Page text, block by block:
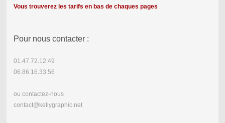
Vous trouverez les tarifs en bas de chaques pages
Pour nous contacter :
01.47.72.12.49
06.86.16.33.56
ou contactez-nous
contact@kellygraphic.net